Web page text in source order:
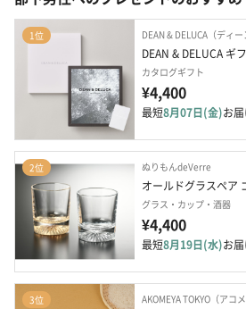
1位 DEAN & DELUCA（ディー
DEAN & DELUCA ギ
カタログギフト
¥4,400
最短8月07日(金)お
2位 ぬりもんdeVerre
オールドグラスペア
グラス・カップ・酒器
¥4,400
最短8月19日(水)お
3位 AKOMEYA TOKYO（アコ